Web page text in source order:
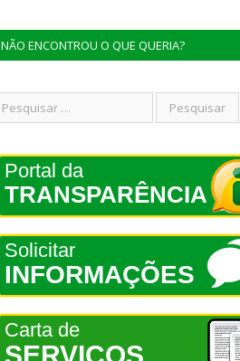
NÃO ENCONTROU O QUE QUERIA?
Portal da
TRANSPARÊNCIA
Solicitar
INFORMAÇÕES
Carta de